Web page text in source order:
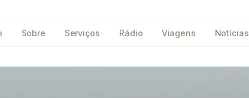
Sobre Serviços Rádio Viagens Notícias